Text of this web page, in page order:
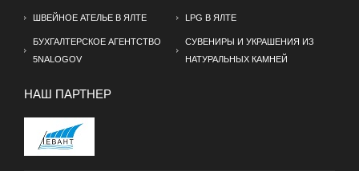
ШВЕЙНОЕ АТЕЛЬЕ В ЯЛТЕ
БУХГАЛТЕРСКОЕ АГЕНТСТВО
5NALOGOV
LPG В ЯЛТЕ
СУВЕНИРЫ И УКРАШЕНИЯ ИЗ
НАТУРАЛЬНЫХ КАМНЕЙ
НАШ ПАРТНЕР